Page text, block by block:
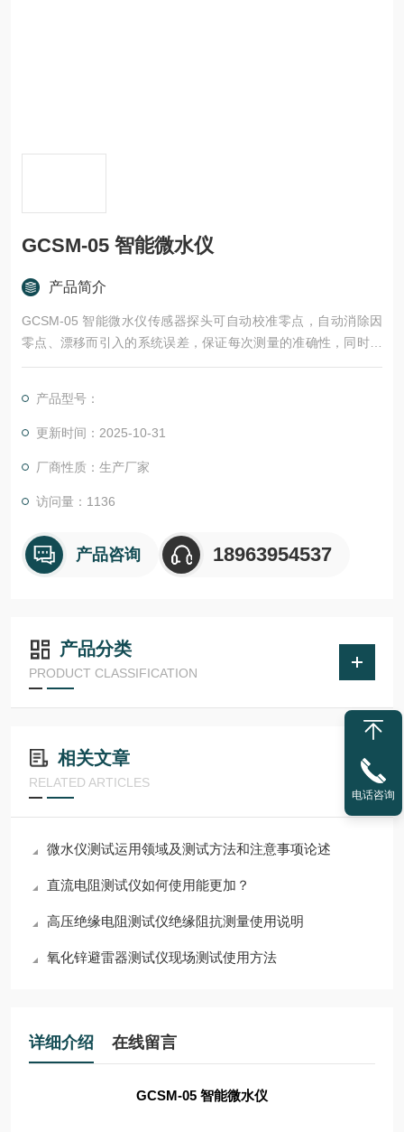
GCSM-05 智能微水仪
产品简介
GCSM-05 智能微水仪传感器探头可自动校准零点，自动消除因
零点、漂移而引入的系统误差，保证每次测量的准确性，同时可
免去每年校验的繁琐。
产品型号：
更新时间：2025-10-31
厂商性质：生产厂家
访问量：1136
产品咨询 18963954537
产品分类
PRODUCT CLASSIFICATION
相关文章
RELATED ARTICLES
微水仪测试运用领域及测试方法和注意事项论述
直流电阻测试仪如何使用能更加？
高压绝缘电阻测试仪绝缘阻抗测量使用说明
氧化锌避雷器测试仪现场测试使用方法
详细介绍 在线留言
GCSM-05 智能微水仪
电话咨询